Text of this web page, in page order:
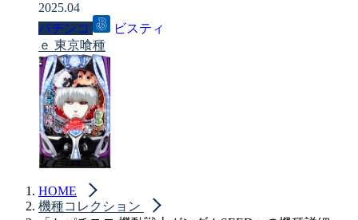
2025.04
パチンコ
ビスティ
ｅ 東京喰種
HOME
機種コレクション